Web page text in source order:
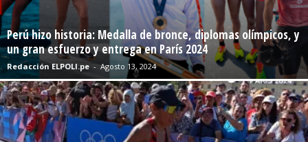
Perú hizo historia: Medalla de bronce, diplomas olímpicos, y
un gran esfuerzo y entrega en París 2024
Redacción ELPOLI.pe - Agosto 13, 2024